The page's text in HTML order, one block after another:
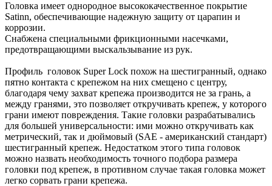
Головка имеет однородное высококачественное покрытие
Satinn, обеспечивающие надежную защиту от царапин и
коррозии.
Снабжена специальными фрикционными насечками,
предотвращающими выскальзывание из рук.
Профиль головок Super Lock похож на шестигранный, однако
пятно контакта с крепежом на них смещено с центру,
благодаря чему захват крепежа производится не за грань, а
между гранями, это позволяет откручивать крепеж, у которого
грани имеют повреждения. Такие головки разрабатывались
для большей универсальности: ими можно откручивать как
метрический, так и дюймовый (SAE - американский стандарт)
шестигранный крепеж. Недостатком этого типа головок
можно назвать необходимость точного подбора размера
головки под крепеж, в противном случае такая головка может
легко сорвать грани крепежа.